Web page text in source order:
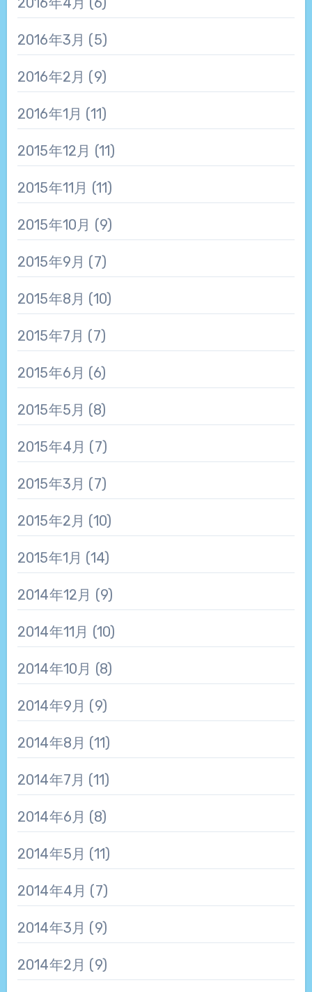
2016年3月 (5)
2016年2月 (9)
2016年1月 (11)
2015年12月 (11)
2015年11月 (11)
2015年10月 (9)
2015年9月 (7)
2015年8月 (10)
2015年7月 (7)
2015年6月 (6)
2015年5月 (8)
2015年4月 (7)
2015年3月 (7)
2015年2月 (10)
2015年1月 (14)
2014年12月 (9)
2014年11月 (10)
2014年10月 (8)
2014年9月 (9)
2014年8月 (11)
2014年7月 (11)
2014年6月 (8)
2014年5月 (11)
2014年4月 (7)
2014年3月 (9)
2014年2月 (9)